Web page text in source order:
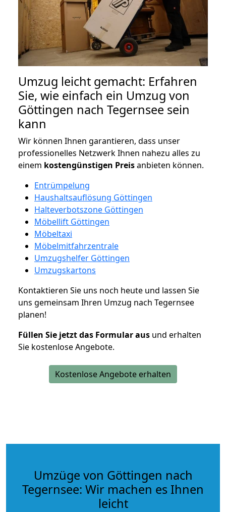
Umzug leicht gemacht: Erfahren
Sie, wie einfach ein Umzug von
Göttingen nach Tegernsee sein
kann
Wir können Ihnen garantieren, dass unser
professionelles Netzwerk Ihnen nahezu alles zu
einem kostengünstigen Preisanbieten können.
Entrümpelung
Haushaltsauflösung Göttingen
Halteverbotszone Göttingen
Möbellift Göttingen
Möbeltaxi
Möbelmitfahrzentrale
Umzugshelfer Göttingen
Umzugskartons
Kontaktieren Sie uns noch heute und lassen Sie
uns gemeinsam Ihren Umzug nach Tegernsee
planen!
Füllen Sie jetzt das Formular aus und erhalten
Sie kostenlose Angebote.
Kostenlose Angebote erhalten
Umzüge von Göttingen nach
Tegernsee: Wir machen es Ihnen
leicht